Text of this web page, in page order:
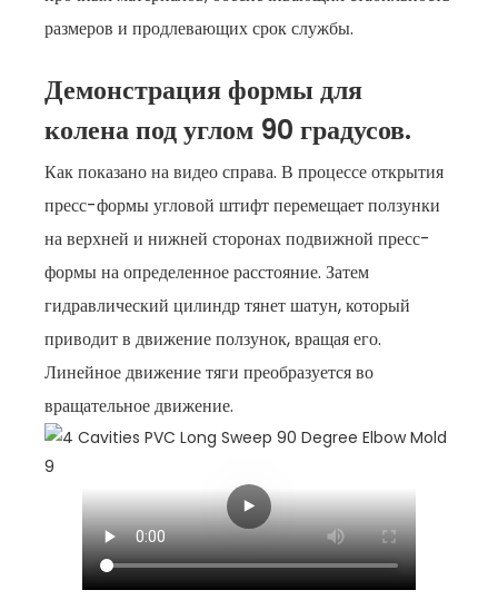
размеров и продлевающих срок службы.
Демонстрация формы для
колена под углом 90 градусов.
Как показано на видео справа. В процессе открытия
пресс-формы угловой штифт перемещает ползунки
на верхней и нижней сторонах подвижной пресс-
формы на определенное расстояние. Затем
гидравлический цилиндр тянет шатун, который
приводит в движение ползунок, вращая его.
Линейное движение тяги преобразуется во
вращательное движение.